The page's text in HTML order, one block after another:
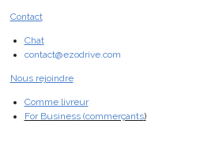
Contact
Chat
contact@ezodrive.com
Nous rejoindre
Comme livreur
For Business (commerçants)